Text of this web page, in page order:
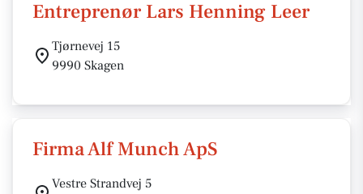
Entreprenør Lars Henning Leer
Tjørnevej 15
9990 Skagen
Firma Alf Munch ApS
Vestre Strandvej 5